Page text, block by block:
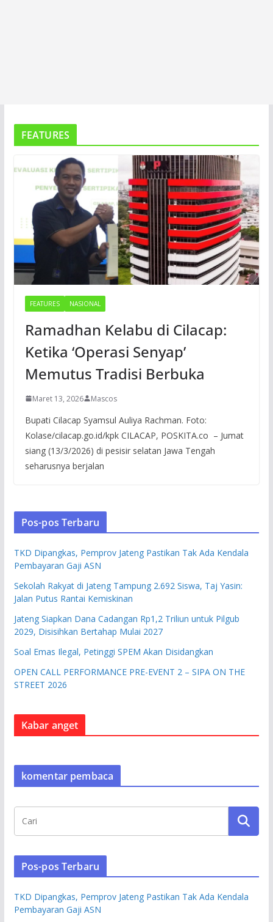
FEATURES
FEATURES NASIONAL
Ramadhan Kelabu di Cilacap:
Ketika ‘Operasi Senyap’
Memutus Tradisi Berbuka
Maret 13, 2026 Mascos
Bupati Cilacap Syamsul Auliya Rachman. Foto:
Kolase/cilacap.go.id/kpk CILACAP, POSKITA.co – Jumat
siang (13/3/2026) di pesisir selatan Jawa Tengah
seharusnya berjalan
Pos-pos Terbaru
TKD Dipangkas, Pemprov Jateng Pastikan Tak Ada Kendala
Pembayaran Gaji ASN
Sekolah Rakyat di Jateng Tampung 2.692 Siswa, Taj Yasin:
Jalan Putus Rantai Kemiskinan
Jateng Siapkan Dana Cadangan Rp1,2 Triliun untuk Pilgub
2029, Disisihkan Bertahap Mulai 2027
Soal Emas Ilegal, Petinggi SPEM Akan Disidangkan
OPEN CALL PERFORMANCE PRE-EVENT 2 – SIPA ON THE
STREET 2026
Kabar anget
komentar pembaca
Pos-pos Terbaru
TKD Dipangkas, Pemprov Jateng Pastikan Tak Ada Kendala
Pembayaran Gaji ASN